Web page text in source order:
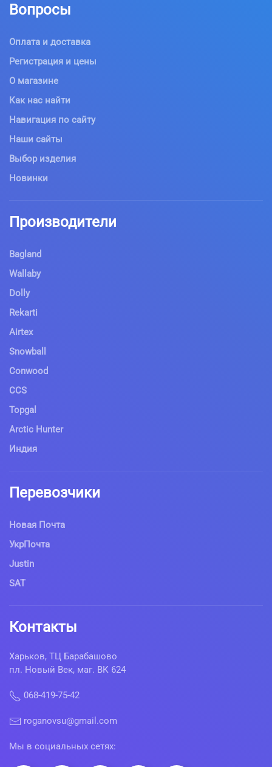
Вопросы
Оплата и доставка
Регистрация и цены
О магазине
Как нас найти
Навигация по сайту
Наши сайты
Выбор изделия
Новинки
Производители
Bagland
Wallaby
Dolly
Rekarti
Airtex
Snowball
Conwood
CCS
Topgal
Arctic Hunter
Индия
Перевозчики
Новая Почта
УкрПочта
Justin
SAT
Контакты
Харьков, ТЦ Барабашово
пл. Новый Век, маг. ВК 624
068-419-75-42
roganovsu@gmail.com
Мы в социальных сетях: